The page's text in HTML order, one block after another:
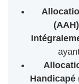
(AAH)
Handicapé